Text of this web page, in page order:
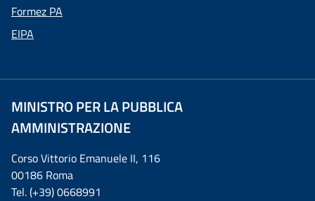
Formez PA
EIPA
MINISTRO PER LA PUBBLICA
AMMINISTRAZIONE
Corso Vittorio Emanuele II, 116
00186 Roma
Tel. (+39) 0668991